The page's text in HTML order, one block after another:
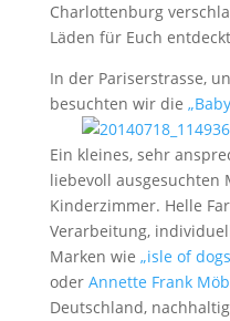
Charlottenburg
Läden für Euch
In der Pariserstrasse,
besuchten wir die
Ein kleines, sehr
liebevoll ausgesuchten
Kinderzimmer. Helle
Verarbeitung,
Marken wie „isle of
oder Annette Frank
Deutschland,